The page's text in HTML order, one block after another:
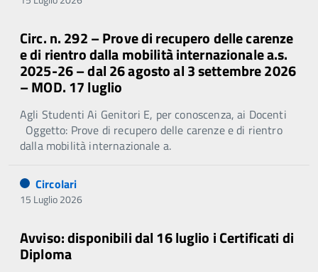
Circ. n. 292 – Prove di recupero delle carenze
e di rientro dalla mobilità internazionale a.s.
2025-26 – dal 26 agosto al 3 settembre 2026
– MOD. 17 luglio
Agli Studenti Ai Genitori E, per conoscenza, ai Docenti
Oggetto: Prove di recupero delle carenze e di rientro
dalla mobilità internazionale a.
Circolari
15 Luglio 2026
Avviso: disponibili dal 16 luglio i Certificati di
Diploma